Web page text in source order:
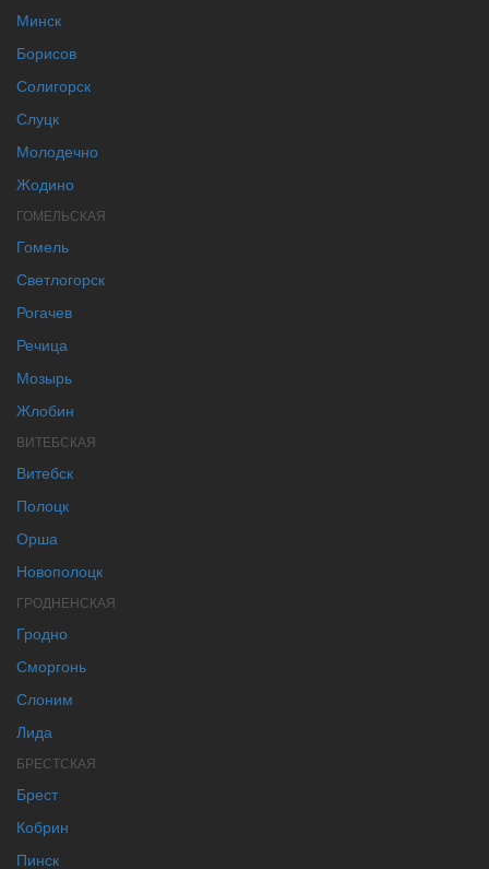
Минск
Борисов
Солигорск
Слуцк
Молодечно
Жодино
ГОМЕЛЬСКАЯ
Гомель
Светлогорск
Рогачев
Речица
Мозырь
Жлобин
ВИТЕБСКАЯ
Витебск
Полоцк
Орша
Новополоцк
ГРОДНЕНСКАЯ
Гродно
Сморгонь
Слоним
Лида
БРЕСТСКАЯ
Брест
Кобрин
Пинск